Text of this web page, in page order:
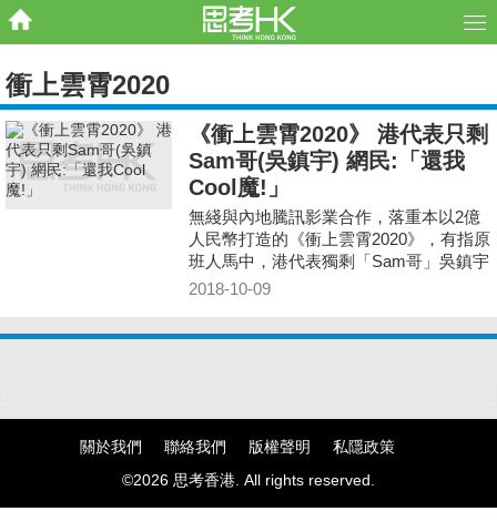
衝上雲霄2020
《衝上雲霄2020》 港代表只剩
Sam哥(吳鎮宇) 網民:「還我
Cool魔!」
無綫與內地騰訊影業合作，落重本以2億
人民幣打造的《衝上雲霄2020》，有指原
班人馬中，港代表獨剩「Sam哥」吳鎮宇
參演。
2018-10-09
關於我們 聯絡我們 版權聲明
私隱政策
©2026 思考香港. All rights reserved.